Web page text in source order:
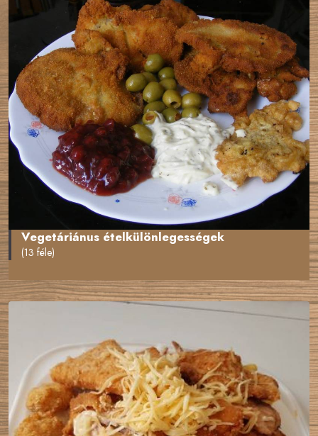
Vegetáriánus ételkülönlegességek
(13 féle)